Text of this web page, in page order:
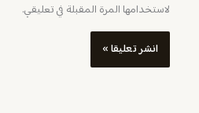
لاستخدامها المرة المقبلة في تعليقي.